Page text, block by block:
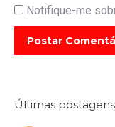
Notifique-me
Postar
Últimas postagens